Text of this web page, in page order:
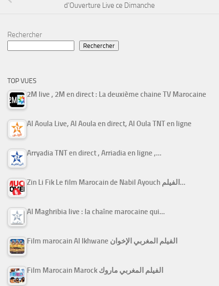
d’Ouverture Live ce Dimanche
Rechercher
Rechercher
TOP VUES
2M live , 2M en direct : La deuxième chaine TV Marocaine
Al Aoula Live, Al Aoula en direct, Al Oula TNT en ligne
Arryadia TNT en direct , Arriadia en ligne ,…
Zin Li Fik Le film Marocain de Nabil Ayouch الفيلم…
Al Maghribia live : la chaîne marocaine qui…
Film marocain Al Ikhwane الفيلم المغربي الإخوان
Film Marocain Marock الفيلم المغربي ماروك